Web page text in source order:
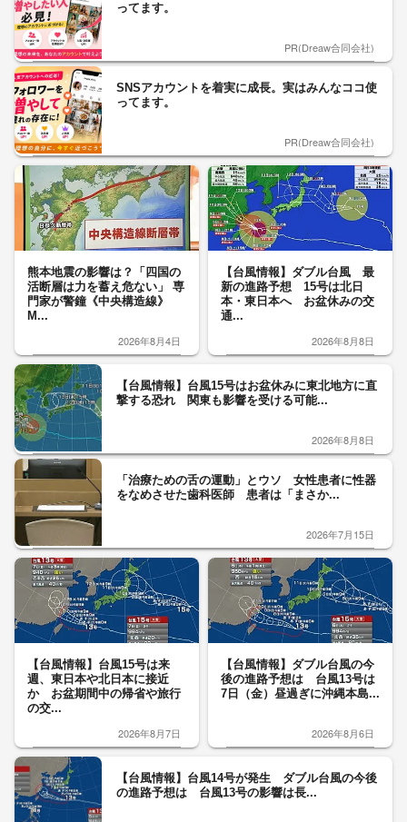
ってます。
PR(Dreaw合同会社)
SNSアカウントを着実に成長。実はみんなココ使
ってます。
PR(Dreaw合同会社)
熊本地震の影響は？「四国の
活断層は力を蓄え危ない」 専
門家が警鐘《中央構造線》
M...
2026年8月4日
【台風情報】ダブル台風 最
新の進路予想 15号は北日
本・東日本へ お盆休みの交
通...
2026年8月8日
【台風情報】台風15号はお盆休みに東北地方に直
撃する恐れ 関東も影響を受ける可能...
2026年8月8日
「治療ための舌の運動」とウソ 女性患者に性器
をなめさせた歯科医師 患者は「まさか...
2026年7月15日
【台風情報】台風15号は来
週、東日本や北日本に接近
か お盆期間中の帰省や旅行
の交...
2026年8月7日
【台風情報】ダブル台風の今
後の進路予想は 台風13号は
7日（金）昼過ぎに沖縄本島...
2026年8月6日
【台風情報】台風14号が発生 ダブル台風の今後
の進路予想は 台風13号の影響は長...